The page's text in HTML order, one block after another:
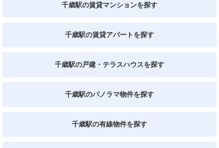
千歳駅の賃貸マンションを探す
千歳駅の賃貸アパートを探す
千歳駅の戸建・テラスハウスを探す
千歳駅のパノラマ物件を探す
千歳駅の有線物件を探す